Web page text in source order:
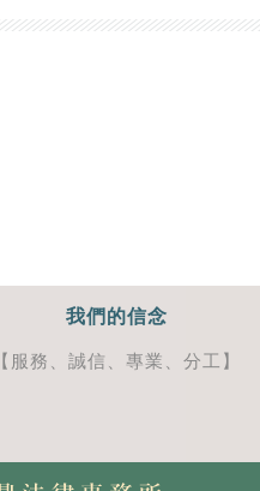
我們的信念
【服務、誠信、專業、分工】